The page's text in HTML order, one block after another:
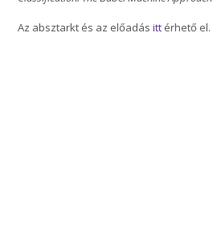
Az absztarkt és az előadásitt érhető el.